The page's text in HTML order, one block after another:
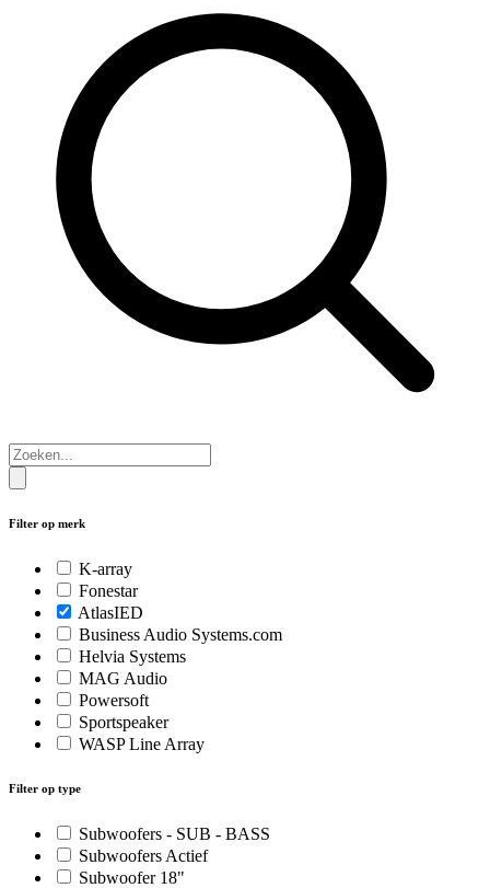
Filter op merk
K-array
Fonestar
AtlasIED
Business Audio Systems.com
Helvia Systems
MAG Audio
Powersoft
Sportspeaker
WASP Line Array
Filter op type
Subwoofers - SUB - BASS
Subwoofers Actief
Subwoofer 18"